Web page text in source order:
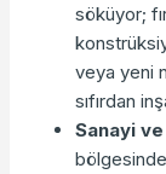
söküyor;
veya yeni
sıfırdan
Sanayi